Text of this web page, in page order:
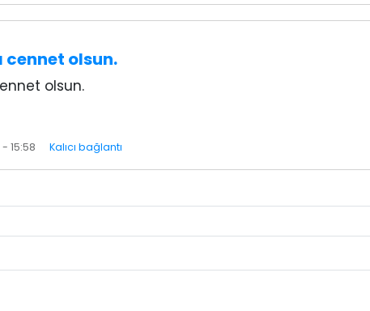
cennet olsun.
olsun.
15:58 Kalıcı bağlantı